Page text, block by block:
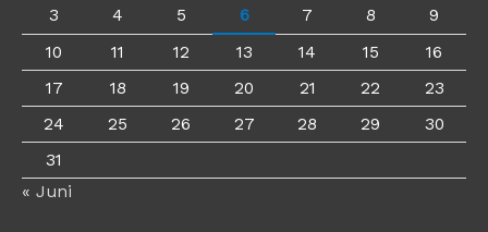
3
4 5 6 7 8
9
10
11 12 13 14 15
16
17
18 19 20 21 22
23
24
25 26 27 28 29
30
31
« Juni